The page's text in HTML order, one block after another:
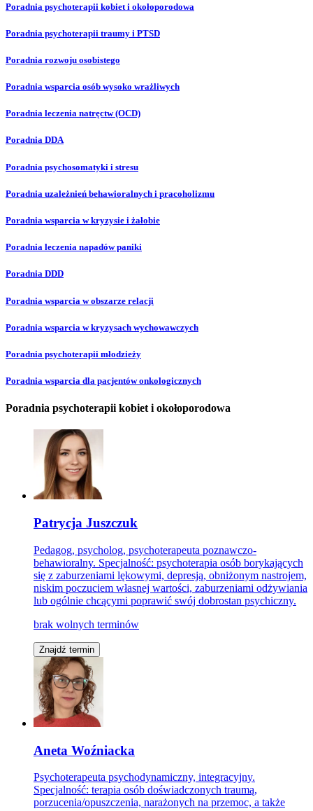
Poradnia psychoterapii kobiet i okołoporodowa
Poradnia psychoterapii traumy i PTSD
Poradnia rozwoju osobistego
Poradnia wsparcia osób wysoko wrażliwych
Poradnia leczenia natręctw (OCD)
Poradnia DDA
Poradnia psychosomatyki i stresu
Poradnia uzależnień behawioralnych i pracoholizmu
Poradnia wsparcia w kryzysie i żałobie
Poradnia leczenia napadów paniki
Poradnia DDD
Poradnia wsparcia w obszarze relacji
Poradnia wsparcia w kryzysach wychowawczych
Poradnia psychoterapii młodzieży
Poradnia wsparcia dla pacjentów onkologicznych
Poradnia psychoterapii kobiet i okołoporodowa
Patrycja Juszczuk
Pedagog, psycholog, psychoterapeuta poznawczo-
behawioralny. Specjalność: psychoterapia osób borykających
się z zaburzeniami lękowymi, depresją, obniżonym nastrojem,
niskim poczuciem własnej wartości, zaburzeniami odżywiania
lub ogólnie chcącymi poprawić swój dobrostan psychiczny.
brak wolnych terminów
Znajdź termin
Aneta Woźniacka
Psychoterapeuta psychodynamiczny, integracyjny.
Specjalność: terapia osób doświadczonych traumą,
porzucenia/opuszczenia, narażonych na przemoc, a także